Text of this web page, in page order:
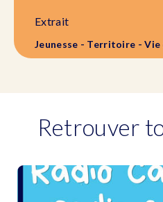
Extrait
Jeunesse - Territoire -
Retrouver